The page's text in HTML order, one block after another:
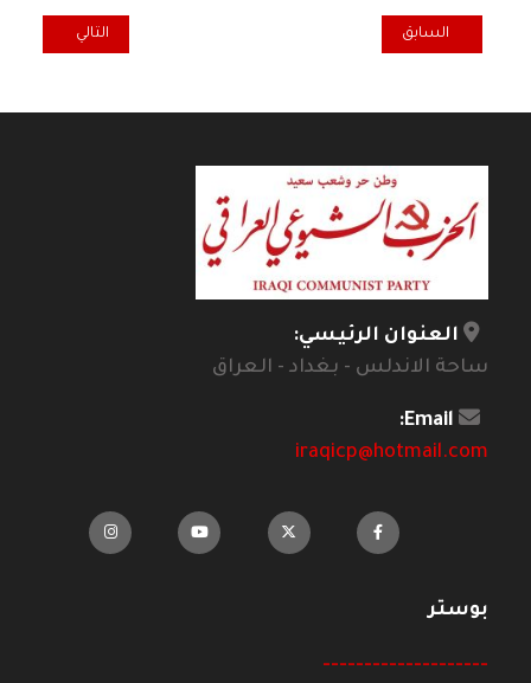
المقال السابق: الشيوعي العراقي يستقبل وفد حزب الأمة
السابق المقال التالي:
التالي
العنوان الرئيسي:
ساحة الاندلس - بغداد - العراق
Email:
iraqicp@hotmail.com
بوستر
--------------------